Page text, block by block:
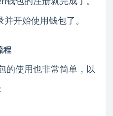
开始使用钱包了。
程
的使用也非常简单，以